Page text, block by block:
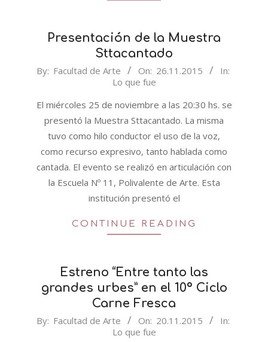
Presentación de la Muestra
Sttacantado
2015-
26
By: Facultad de Arte On: 26.11.2015
In:
Lo que fue
El miércoles 25 de noviembre a las 20:30 hs. se
presentó la Muestra Sttacantado. La misma
tuvo como hilo conductor el uso de la voz,
como recurso expresivo, tanto hablada como
cantada. El evento se realizó en articulación con
la Escuela Nº 11, Polivalente de Arte. Esta
institución presentó el
CONTINUE READING
Estreno “Entre tanto las
grandes urbes” en el 10º Ciclo
Carne Fresca
2015-
By: Facultad de Arte On: 20.11.2015
In:
Lo que fue